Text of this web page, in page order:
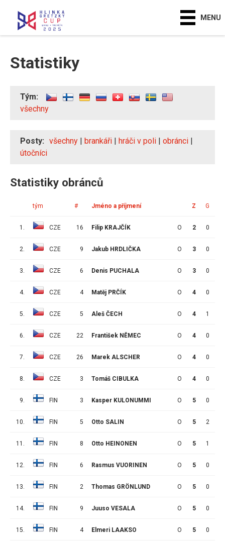
MENU
Statistiky
Tým:
všechny
Posty: všechny | brankáři | hráči v poli | obránci |
útočníci
Statistiky obránců
tým # Jméno a příjmení Z G
1. CZE 16 Filip KRAJČÍK O 2 0
2. CZE 9 Jakub HRDLIČKA O 3 0
3. CZE 6 Denis PUCHALA O 3 0
4. CZE 4 Matěj PRČÍK O 4 0
5. CZE 5 Aleš ČECH O 4 1
6. CZE 22 František NĚMEC O 4 0
7. CZE 26 Marek ALSCHER O 4 0
8. CZE 3 Tomáš CIBULKA O 4 0
9. FIN 3 Kasper KULONUMMI O 5 0
10. FIN 5 Otto SALIN O 5 2
11. FIN 8 Otto HEINONEN O 5 1
12. FIN 6 Rasmus VUORINEN O 5 0
13. FIN 2 Thomas GRÖNLUND O 5 0
14. FIN 9 Juuso VESALA O 5 0
15. FIN 4 Elmeri LAAKSO O 5 0